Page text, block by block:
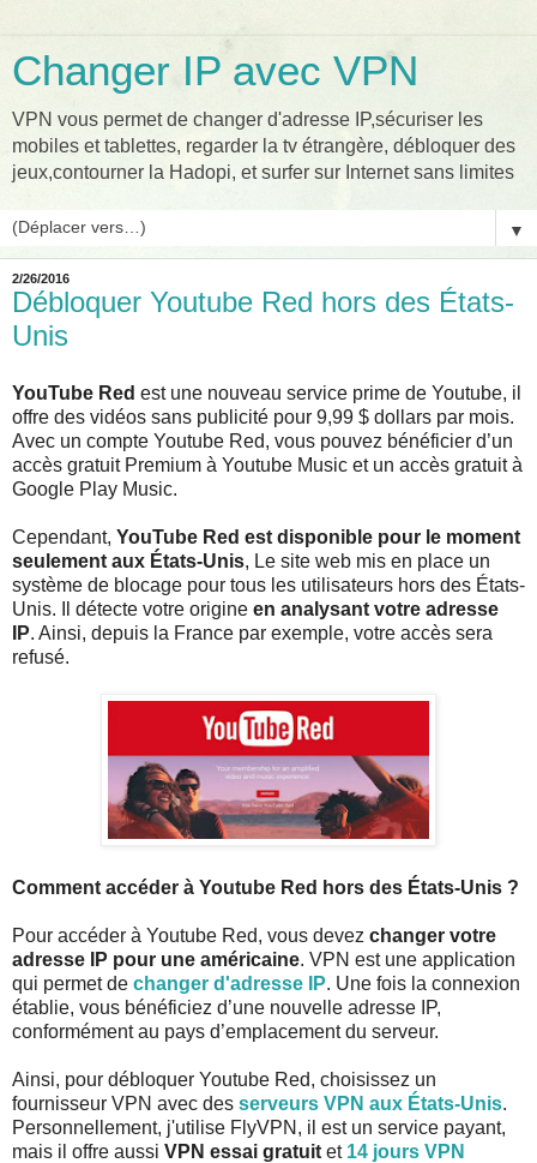
Changer IP avec VPN
VPN vous permet de changer d'adresse IP,sécuriser les
mobiles et tablettes, regarder la tv étrangère, débloquer des
jeux,contourner la Hadopi, et surfer sur Internet sans limites
▼
2/26/2016
Débloquer Youtube Red hors des États-
Unis
YouTube Red est une nouveau service prime de Youtube, il
offre des vidéos sans publicité pour 9,99 $ dollars par mois.
Avec un compte Youtube Red, vous pouvez bénéficier d’un
accès gratuit Premium à Youtube Music et un accès gratuit à
Google Play Music.
Cependant, YouTube Red est disponible pour le moment
seulement aux États-Unis, Le site web mis en place un
système de blocage pour tous les utilisateurs hors des États-
Unis. Il détecte votre origine en analysant votre adresse
IP. Ainsi, depuis la France par exemple, votre accès sera
refusé.
Comment accéder à Youtube Red hors des États-Unis ?
Pour accéder à Youtube Red, vous devez changer votre
adresse IP pour une américaine. VPN est une application
qui permet de changer d'adresse IP. Une fois la connexion
établie, vous bénéficiez d’une nouvelle adresse IP,
conformément au pays d’emplacement du serveur.
Ainsi, pour débloquer Youtube Red, choisissez un
fournisseur VPN avec des serveurs VPN aux États-Unis.
Personnellement, j'utilise FlyVPN, il est un service payant,
mais il offre aussi VPN essai gratuit et 14 jours VPN